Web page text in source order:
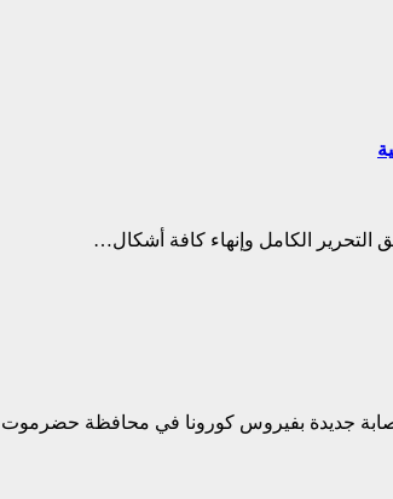
التحرير الكامل وإنهاء كافة أشكال…
إصابة جديدة بفيروس كورونا في محافظة